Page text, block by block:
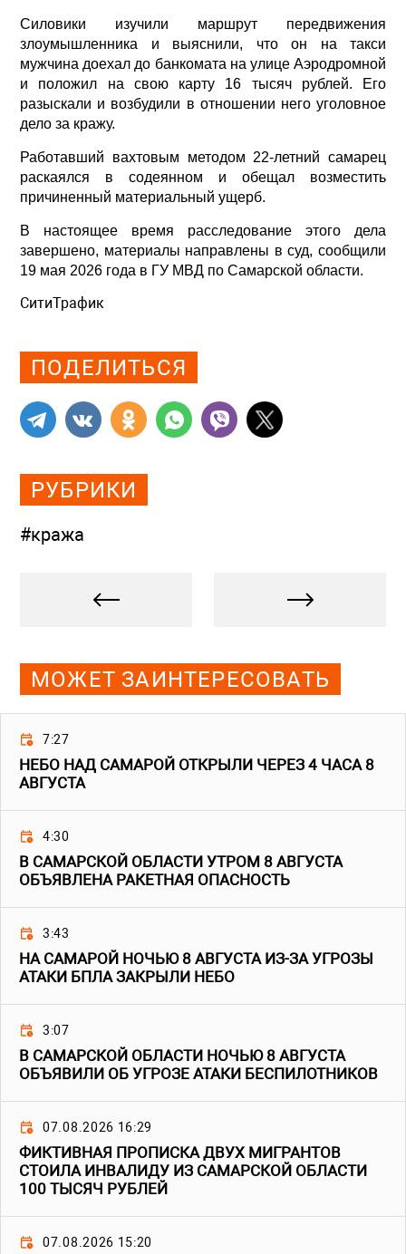
Силовики изучили маршрут передвижения
злоумышленника и выяснили, что он на такси
мужчина доехал до банкомата на улице Аэродромной
и положил на свою карту 16 тысяч рублей. Его
разыскали и возбудили в отношении него уголовное
дело за кражу.
Работавший вахтовым методом 22-летний самарец
раскаялся в содеянном и обещал возместить
причиненный материальный ущерб.
В настоящее время расследование этого дела
завершено, материалы направлены в суд, сообщили
19 мая 2026 года в ГУ МВД по Самарской области.
СитиТрафик
ПОДЕЛИТЬСЯ
РУБРИКИ
#кража
МОЖЕТ ЗАИНТЕРЕСОВАТЬ
7:27
НЕБО НАД САМАРОЙ ОТКРЫЛИ ЧЕРЕЗ 4 ЧАСА 8
АВГУСТА
4:30
В САМАРСКОЙ ОБЛАСТИ УТРОМ 8 АВГУСТА
ОБЪЯВЛЕНА РАКЕТНАЯ ОПАСНОСТЬ
3:43
НА САМАРОЙ НОЧЬЮ 8 АВГУСТА ИЗ-ЗА УГРОЗЫ
АТАКИ БПЛА ЗАКРЫЛИ НЕБО
3:07
В САМАРСКОЙ ОБЛАСТИ НОЧЬЮ 8 АВГУСТА
ОБЪЯВИЛИ ОБ УГРОЗЕ АТАКИ БЕСПИЛОТНИКОВ
07.08.2026 16:29
ФИКТИВНАЯ ПРОПИСКА ДВУХ МИГРАНТОВ
СТОИЛА ИНВАЛИДУ ИЗ САМАРСКОЙ ОБЛАСТИ
100 ТЫСЯЧ РУБЛЕЙ
07.08.2026 15:20